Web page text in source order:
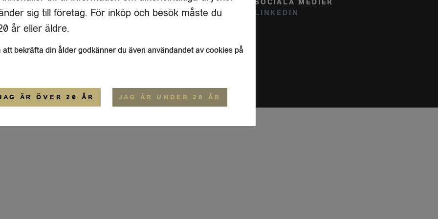
17 A
STOCKHOLM
FLAIVY
OM OSS
SOCIALA MEDIER
LINKEDIN
ALLMÄNNA VILLKOR
sig till företag. För inköp och besök måste du
år eller äldre.
att bekräfta din ålder godkänner du även användandet av cookies på
ÄR ÖVER 20 ÅR JAG ÄR UNDER 20 ÅR